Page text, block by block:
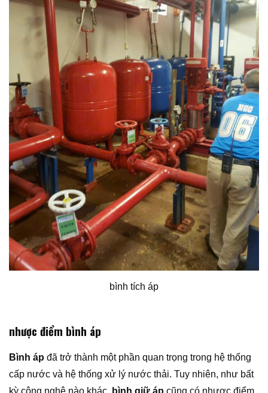
bình tích áp
nhược điểm bình áp
Bình áp đã trở thành một phần quan trọng trong hệ thống
cấp nước và hệ thống xử lý nước thải. Tuy nhiên, như bất
kỳ công nghệ nào khác, bình giữ áp cũng có nhược điểm